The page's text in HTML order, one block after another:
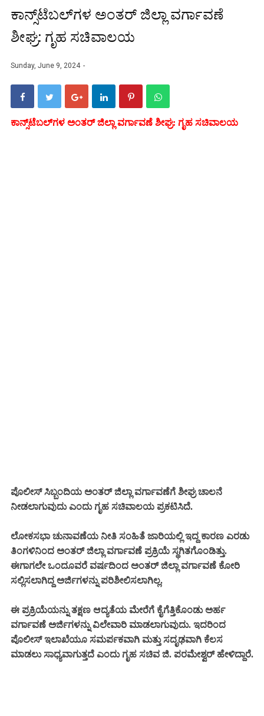
ಕಾನ್ಸ್‌ಟೆಬಲ್‌ಗಳ ಅಂತರ್‌ ಜಿಲ್ಲಾ ವರ್ಗಾವಣೆ
ಶೀಘ್ರ: ಗೃಹ ಸಚಿವಾಲಯ
Sunday, June 9, 2024
ಕಾನ್ಸ್‌ಟೆಬಲ್‌ಗಳ ಅಂತರ್‌ ಜಿಲ್ಲಾ ವರ್ಗಾವಣೆ ಶೀಘ್ರ: ಗೃಹ ಸಚಿವಾಲಯ
ಪೊಲೀಸ್ ಸಿಬ್ಬಂದಿಯ ಅಂತರ್ ಜಿಲ್ಲಾ ವರ್ಗಾವಣೆಗೆ ಶೀಘ್ರ ಚಾಲನೆ
ನೀಡಲಾಗುವುದು ಎಂದು ಗೃಹ ಸಚಿವಾಲಯ ಪ್ರಕಟಿಸಿದೆ.
ಲೋಕಸಭಾ ಚುನಾವಣೆಯ ನೀತಿ ಸಂಹಿತೆ ಜಾರಿಯಲ್ಲಿ ಇದ್ದ ಕಾರಣ ಎರಡು
ತಿಂಗಳಿನಿಂದ ಅಂತರ್‌ ಜಿಲ್ಲಾ ವರ್ಗಾವಣೆ ಪ್ರಕ್ರಿಯೆ ಸ್ಥಗಿತಗೊಂಡಿತ್ತು.
ಈಗಾಗಲೇ ಒಂದೂವರೆ ವರ್ಷದಿಂದ ಅಂತರ್ ಜಿಲ್ಲಾ ವರ್ಗಾವಣೆ ಕೋರಿ
ಸಲ್ಲಿಸಲಾಗಿದ್ದ ಅರ್ಜಿಗಳನ್ನು ಪರಿಶೀಲಿಸಲಾಗಿಲ್ಲ.
ಈ ಪ್ರಕ್ರಿಯೆಯನ್ನು ತಕ್ಷಣ ಆದ್ಯತೆಯ ಮೇರೆಗೆ ಕೈಗೆತ್ತಿಕೊಂಡು ಅರ್ಹ
ವರ್ಗಾವಣೆ ಅರ್ಜಿಗಳನ್ನು ವಿಲೇವಾರಿ ಮಾಡಲಾಗುವುದು. ಇದರಿಂದ
ಪೊಲೀಸ್ ಇಲಾಖೆಯೂ ಸಮರ್ಪಕವಾಗಿ ಮತ್ತು ಸದೃಢವಾಗಿ ಕೆಲಸ
ಮಾಡಲು ಸಾಧ್ಯವಾಗುತ್ತದೆ ಎಂದು ಗೃಹ ಸಚಿವ ಜಿ. ಪರಮೇಶ್ವರ್ ಹೇಳಿದ್ದಾರೆ.